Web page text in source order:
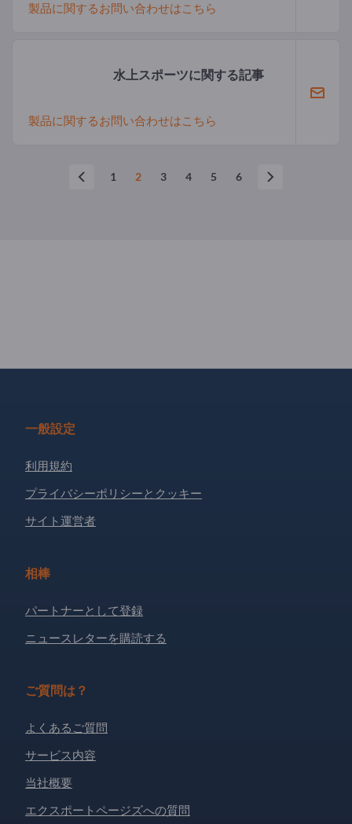
製品に関するお問い合わせはこちら
水上スポーツに関する記事
製品に関するお問い合わせはこちら
1 2 3 4 5 6
一般設定
利用規約
プライバシーポリシーとクッキー
サイト運営者
相棒
パートナーとして登録
ニュースレターを購読する
ご質問は？
よくあるご質問
サービス内容
当社概要
エクスポートページズへの質問